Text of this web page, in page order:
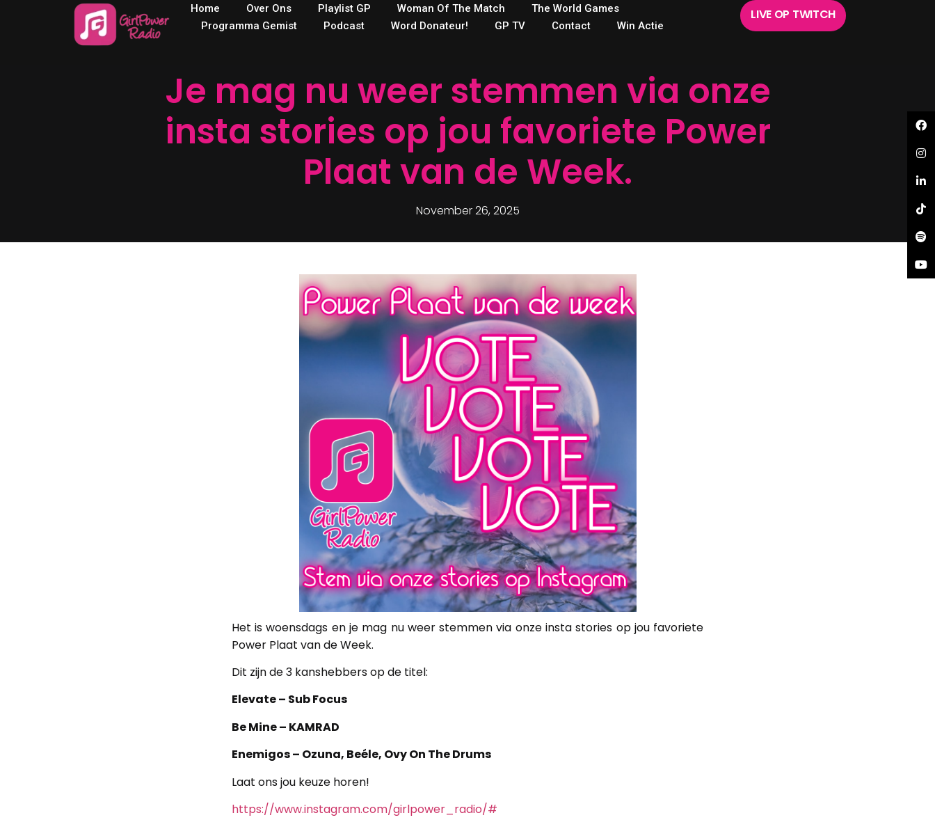
Home Over Ons Playlist GP Woman Of The Match
The World Games
Programma Gemist
Podcast Word Donateur! GP TV Contact Win Actie
LIVE OP TWITCH
Je mag nu weer stemmen via onze
insta stories op jou favoriete Power
Plaat van de Week.
November 26, 2025
Het is woensdags en je mag nu weer stemmen via onze insta stories op jou favoriete
Power Plaat van de Week.
Dit zijn de3 kanshebbers op de titel:
Elevate – Sub Focus
Be Mine – KAMRAD
Enemigos – Ozuna, Beéle, Ovy On The Drums
Laat ons jou keuze horen!
https://www.instagram.com/girlpower_radio/#